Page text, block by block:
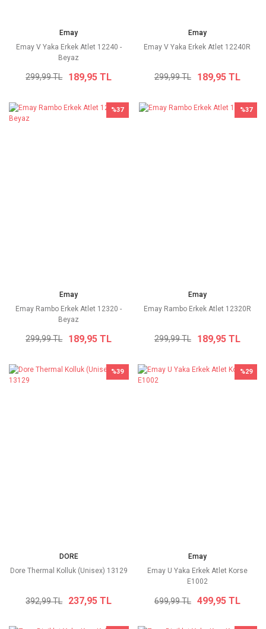
Emay
Emay V Yaka Erkek Atlet 12240 -
Beyaz
299,99 TL 189,95 TL
Emay
Emay V Yaka Erkek Atlet 12240R
299,99 TL 189,95 TL
%37
Emay
Emay Rambo Erkek Atlet 12320 -
Beyaz
299,99 TL 189,95 TL
%37
Emay
Emay Rambo Erkek Atlet 12320R
299,99 TL 189,95 TL
%39
DORE
Dore Thermal Kolluk (Unisex) 13129
392,99 TL 237,95 TL
%29
Emay
Emay U Yaka Erkek Atlet Korse
E1002
699,99 TL 499,95 TL